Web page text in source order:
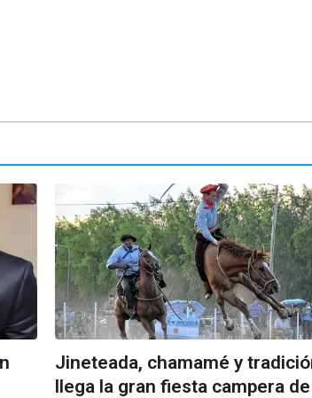
Jineteada, chamamé y
llega la gran fiesta campera